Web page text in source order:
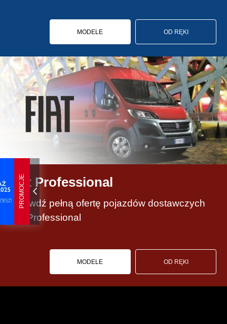
PROMOCJE
MODELE OD RĘKI
Fiat Professional
Sprawdź pełną ofertę pojazdów dostawczych
Fiat Professional
MODELE OD RĘKI